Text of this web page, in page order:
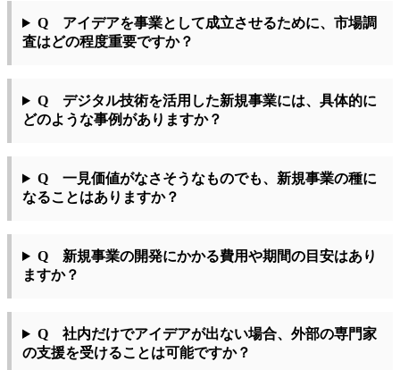
Q アイデアを事業として成立させるために、市場調
査はどの程度重要ですか？
Q デジタル技術を活用した新規事業には、具体的に
どのような事例がありますか？
Q 一見価値がなさそうなものでも、新規事業の種に
なることはありますか？
Q 新規事業の開発にかかる費用や期間の目安はあり
ますか？
Q 社内だけでアイデアが出ない場合、外部の専門家
の支援を受けることは可能ですか？